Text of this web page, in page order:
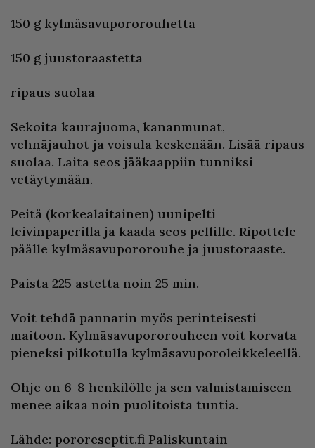
150 g kylmäsavupororouhetta
150 g juustoraastetta
ripaus suolaa
Sekoita kaurajuoma, kananmunat,
vehnäjauhot ja voisula keskenään. Lisää ripaus
suolaa. Laita seos jääkaappiin tunniksi
vetäytymään.
Peitä (korkealaitainen) uunipelti
leivinpaperilla ja kaada seos pellille. Ripottele
päälle kylmäsavupororouhe ja juustoraaste.
Paista 225 astetta noin 25 min.
Voit tehdä pannarin myös perinteisesti
maitoon. Kylmäsavupororouheen voit korvata
pieneksi pilkotulla kylmäsavuporoleikkeleellä.
Ohje on 6-8 henkilölle ja sen valmistamiseen
menee aikaa noin puolitoista tuntia.
Lähde: pororeseptit.fi Paliskuntain